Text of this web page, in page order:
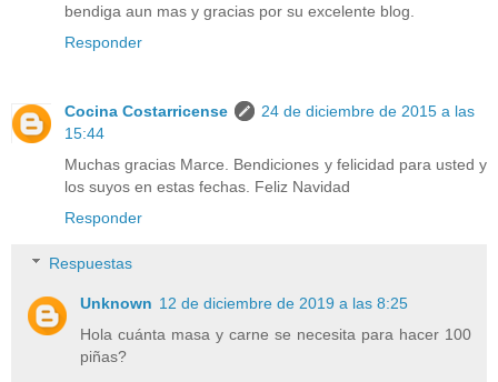
bendiga aun mas y gracias por su excelente blog.
Responder
Cocina Costarricense
24 de diciembre de 2015 a las
15:44
Muchas gracias Marce. Bendiciones y felicidad para usted y
los suyos en estas fechas. Feliz Navidad
Responder
Respuestas
Unknown 12 de diciembre de 2019 a las 8:25
Hola cuánta masa y carne se necesita para hacer 100
piñas?